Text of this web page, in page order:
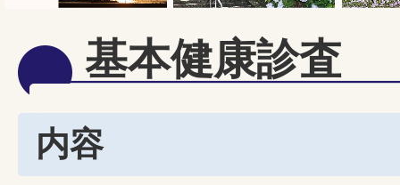
基本健康診査
内容